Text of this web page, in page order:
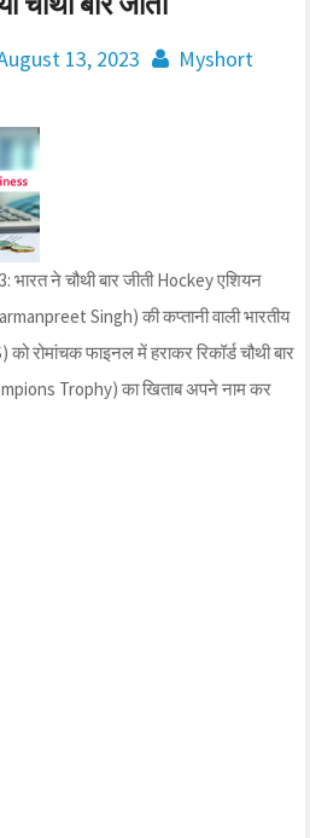
13, 2023
Myshort
ने चौथी बार जीती Hockey एशियन
Singh) की कप्तानी वाली भारतीय
रोमांचक फाइनल में हराकर रिकॉर्ड चौथी बार
Trophy) का खिताब अपने नाम कर